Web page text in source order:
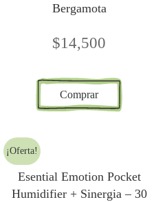
Bergamota
$14,500
Comprar
¡Oferta!
Esential Emotion Pocket
Humidifier + Sinergia – 30